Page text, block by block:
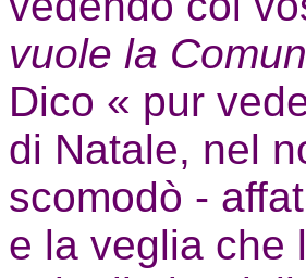
vuole la
Dico « pur
di Natale, nel
scomodò -
e la veglia che